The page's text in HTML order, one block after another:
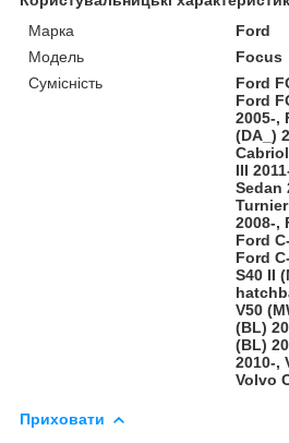
Марка
Ford
Модель
Focus
Сумісність
Ford
Ford
2005-,
(DA_)
III
Sedan
2008-,
Ford
Ford
S40 II
V50
(BL)
(BL)
2010-,
Volvo
Приховати